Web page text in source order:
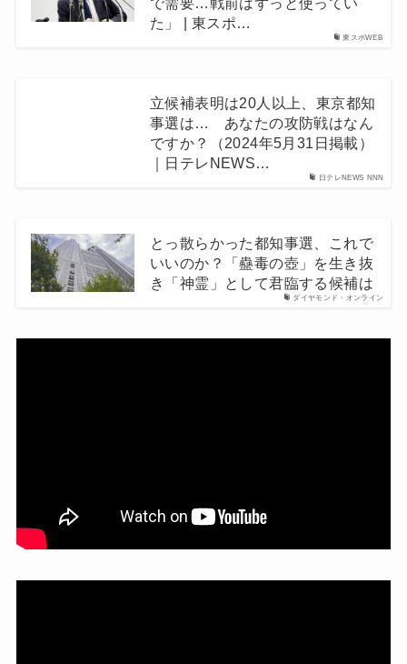
東スポWEB
た」 | 東スポ…
日テレNEWS NNN
立候補表明は20人以上、東京都知
事選は… あなたの攻防戦はなん
ですか？（2024年5月31日掲載）
｜日テレNEWS…
ダイヤモンド・オンライン
とっ散らかった都知事選、これで
いいのか？「蠱毒の壺」を生き抜
き「神霊」として君臨する候補は